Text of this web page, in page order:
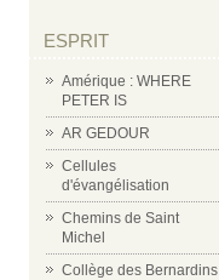
ESPRIT
Amérique : WHERE
PETER IS
AR GEDOUR
Cellules
d'évangélisation
Chemins de Saint
Michel
Collège des Bernardins